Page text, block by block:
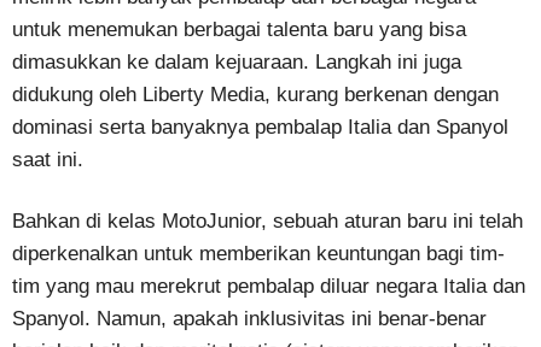
untuk menemukan berbagai talenta baru yang bisa
dimasukkan ke dalam kejuaraan. Langkah ini juga
didukung oleh Liberty Media, kurang berkenan dengan
dominasi serta banyaknya pembalap Italia dan Spanyol
saat ini.
Bahkan di kelas MotoJunior, sebuah aturan baru ini telah
diperkenalkan untuk memberikan keuntungan bagi tim-
tim yang mau merekrut pembalap diluar negara Italia dan
Spanyol. Namun, apakah inklusivitas ini benar-benar